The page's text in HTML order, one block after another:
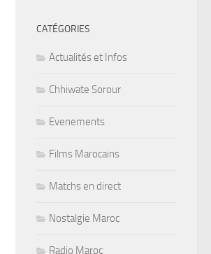
CATÉGORIES
Actualités et Infos
Chhiwate Sorour
Evenements
Films Marocains
Matchs en direct
Nostalgie Maroc
Radio Maroc